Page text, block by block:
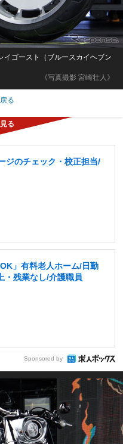
《写真撮影 宮崎壮人》
イゴースト（ブルースカイヘブン
る
ジのチェック・校正担当/
」有料老人ホーム/日勤
・残業なし/介護職員
Sponsored by